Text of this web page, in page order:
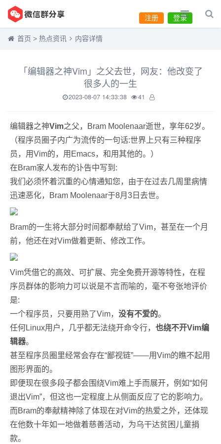
登录
注册
首页 > 热点资讯 内容详情
「编辑器之神Vim」之父去世，网友：他改变了
很多人的一生
2023-08-07 14:33:38 41
编辑器之神Vim之父，Bram Moolenaar逝世，享年62岁。
（程序员圈子内广为流传的一句话:世界上只有三种程序
员，用Vim的，用Emacs，和用其他的。）
在Bram家人发布的讣告中写到:
我们必须怀着沉重的心情通知您，由于在过去几周里病情
迅速恶化，Bram Moolenaar于8月3日去世。
Bram的一生将大部分时间都奉献给了Vim，甚至在一个月
前，他还在对Vim做着更新、修改工作。
Vim凭借它的高效、可扩展、完全免费开源等特性，在程
序员群体的影响力可以说是不言而喻的，毫不夸张地评价
是:
一个程序员，只要用熟了Vim， 没有不爱的。
任何Linux用户，几乎都无法绕开命令行， 也绕不开Vim编
辑器。
甚至程序员圈里经常会存在“鄙视链”——用Vim的瞧不起用
图形界面的。
即便现在很多段子都会围绕Vim难上手而展开，例如“如何
退出Vim”，但这也一定程度上从侧面反应了它的影响力。
而Bram的奉献精神除了体现在对Vim的热爱之外，还体现
在他数十年如一地做着慈善活动，为乌干达贫困儿童捐
款。